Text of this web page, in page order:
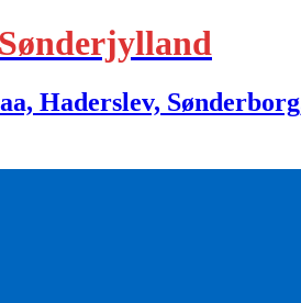
Haderslev,